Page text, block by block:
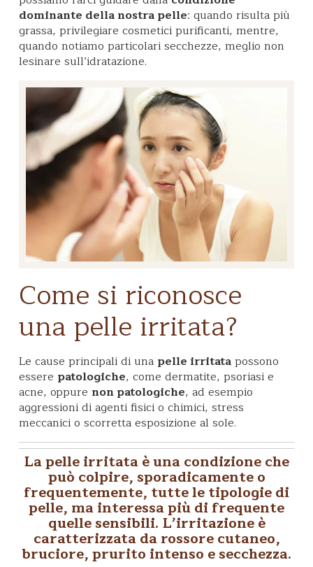
dominante della nostra pelle: quando risulta più
grassa, privilegiare cosmetici purificanti, mentre,
quando notiamo particolari secchezze, meglio non
lesinare sull’idratazione.
Come si riconosce
una pelle irritata?
Le cause principali di una pelle irritatapossono
essere patologiche, come dermatite, psoriasi e
acne, oppure non patologiche, ad esempio
aggressioni di agenti fisici o chimici, stress
meccanici o scorretta esposizione al sole.
Lapelle irritataè una condizione che
può colpire, sporadicamente o
frequentemente, tutte le tipologie di
pelle, ma interessa più di frequente
quellesensibili. L’irritazione è
caratterizzata darossore cutaneo,
bruciore,prurito intenso esecchezza.